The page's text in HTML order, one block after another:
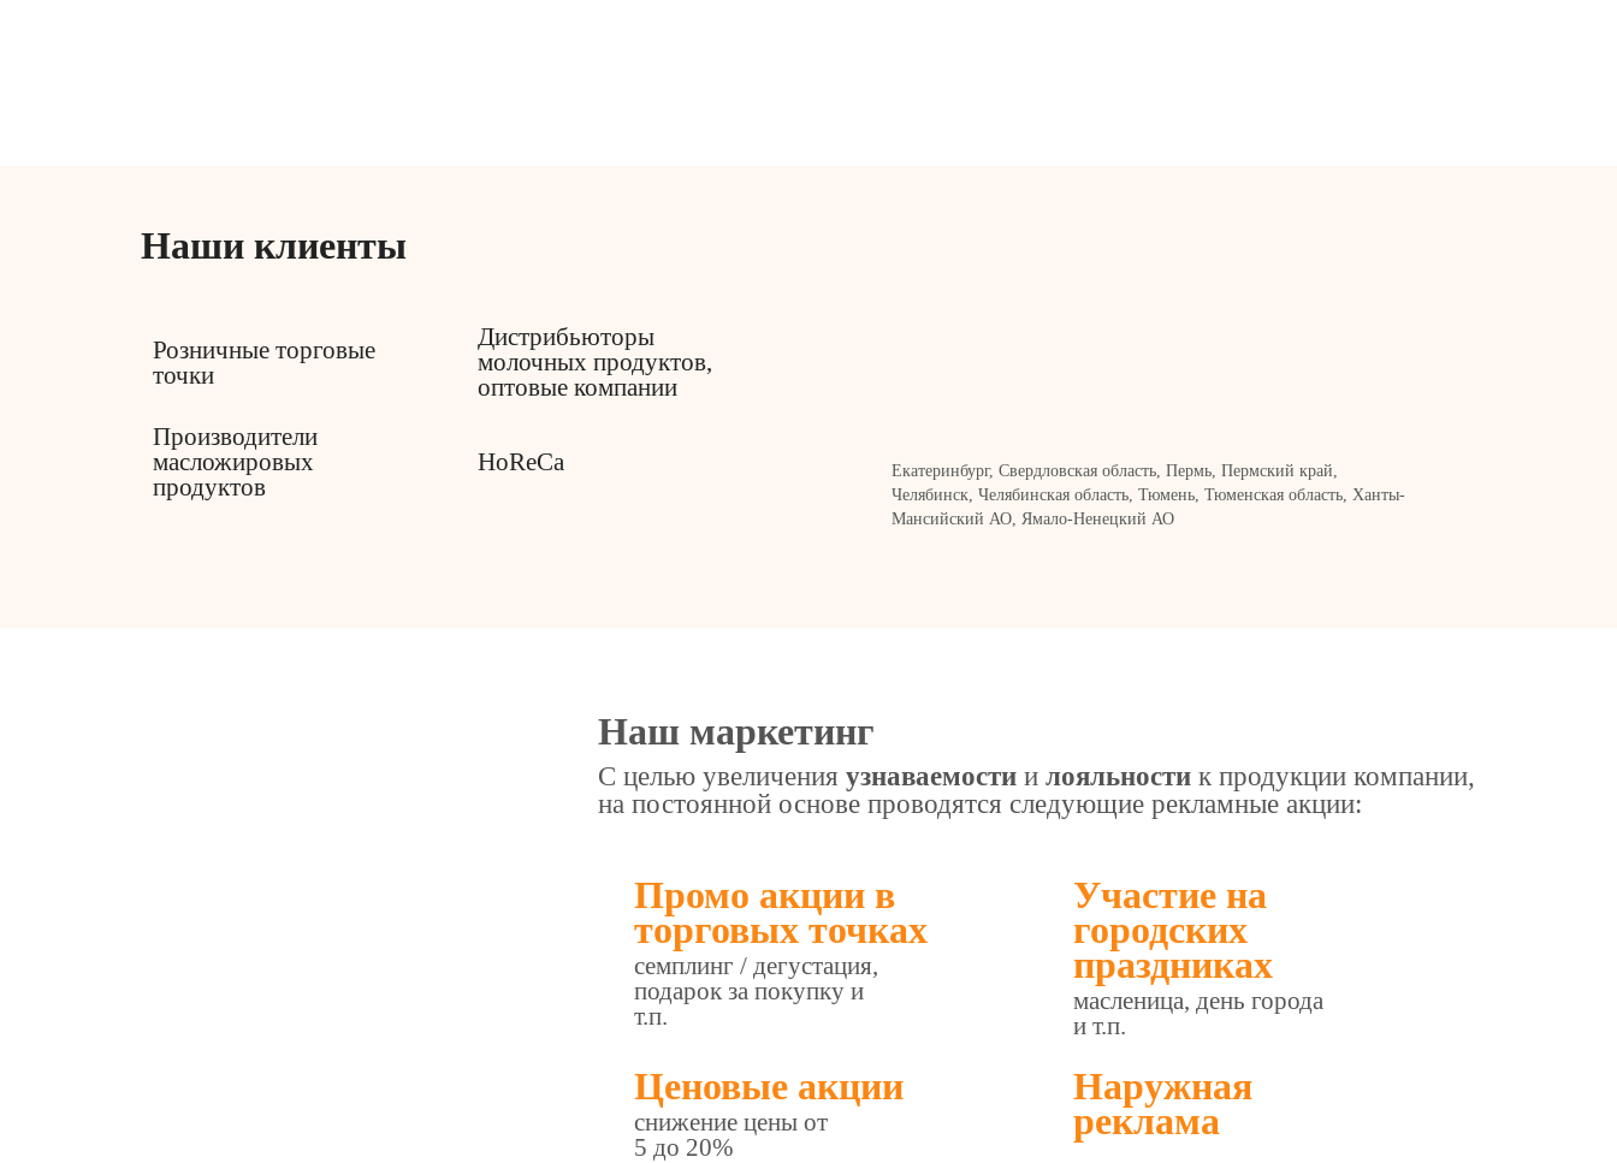
Наши клиенты
Розничные торговые
точки
Дистрибьюторы
молочных продуктов,
оптовые компании
Производители
масложировых
продуктов
HoReCa
Екатеринбург, Свердловская область, Пермь, Пермский край,
Челябинск, Челябинская область, Тюмень, Тюменская область, Ханты-
Мансийский АО, Ямало-Ненецкий АО
Наш маркетинг
С целью увеличения узнаваемости и лояльности к продукции компании,
на постоянной основе проводятся следующие рекламные акции:
Промо акции в
торговых точках
семплинг / дегустация,
подарок за покупку и
т.п.
Участие на
городских
праздниках
масленица, день города
и т.п.
Ценовые акции
снижение цены от
5 до 20%
Наружная
реклама